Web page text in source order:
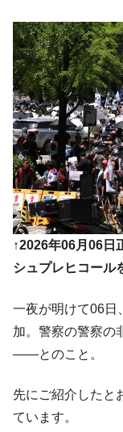
『Money1』 韓
『Money1』
韓
「KDDX」1番艦
『Money1』
【
に韓国がいっちょ
『Money1』
韓
は韓国で『BYD』
1.9倍！
『Money1』
在
く空港に詰めかけ
ドを掲げる「在韓
『Money1』
韓
『Money1』
JP
ほぼ終わった」
『Money1』
韓
ャンペーン」⇒ あ
↑2026年06月06日
シュプレヒコール
一夜が明けて06日
加。警察の警察の
――とのこと。
先にご紹介したと
ています。